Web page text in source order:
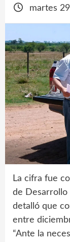
martes
La cifra fue
de Desarrollo
detalló que
entre
“Ante la